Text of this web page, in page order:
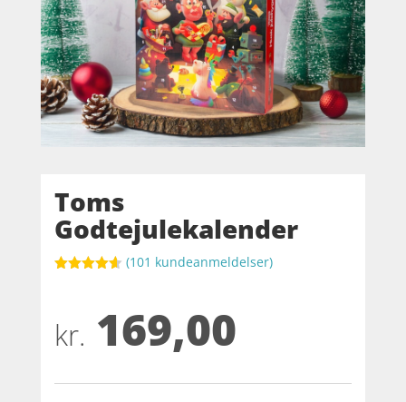
Toms
Godtejulekalender
baseret på
kundebedø
mmelser
(101 kundeanmeldelser)
kr. 169,00